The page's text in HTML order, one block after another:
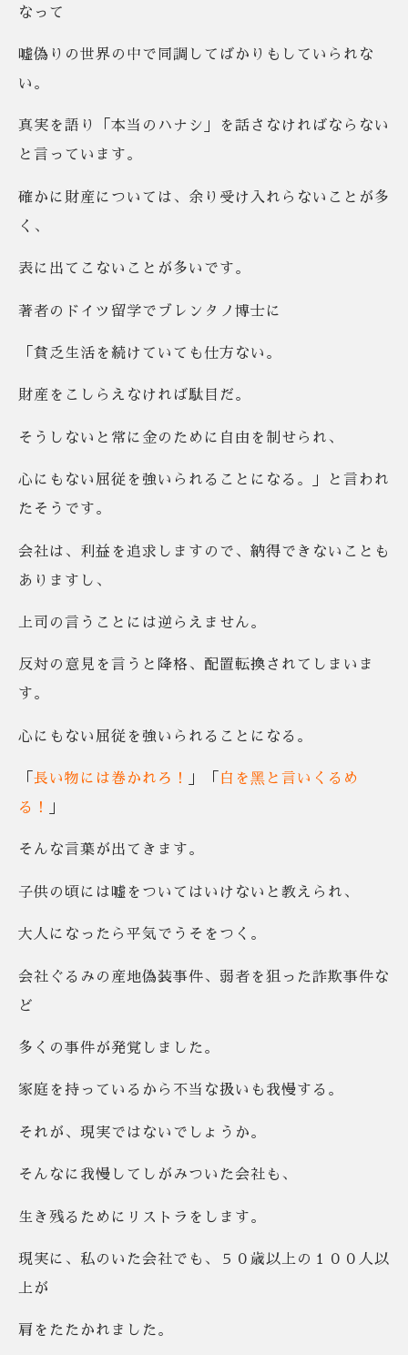
なって
嘘偽りの世界の中で同調してばかりもしていられな
い。
真実を語り「本当のハナシ」を話さなければならない
と言っています。
確かに財産については、余り受け入れらないことが多
く、
表に出てこないことが多いです。
著者のドイツ留学でブレンタノ博士に
「貧乏生活を続けていても仕方ない。
財産をこしらえなければ駄目だ。
そうしないと常に金のために自由を制せられ、
心にもない屈従を強いられることになる。」と言われ
たそうです。
会社は、利益を追求しますので、納得できないことも
ありますし、
上司の言うことには逆らえません。
反対の意見を言うと降格、配置転換されてしまいま
す。
心にもない屈従を強いられることになる。
「 長い物には巻かれろ！ 」「
白を黑と言いくるめ
る！
」
そんな言葉が出てきます。
子供の頃には嘘をついてはいけないと教えられ、
大人になったら平気でうそをつく。
会社ぐるみの産地偽装事件、弱者を狙った詐欺事件な
ど
多くの事件が発覚しました。
家庭を持っているから不当な扱いも我慢する。
それが、現実ではないでしょうか。
そんなに我慢してしがみついた会社も、
生き残るためにリストラをします。
現実に、私のいた会社でも、５０歳以上の１００人以
上が
肩をたたかれました。